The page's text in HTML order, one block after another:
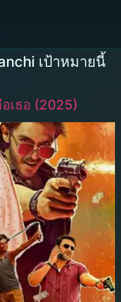
เป้าหมายนี้
เธอ (2025)